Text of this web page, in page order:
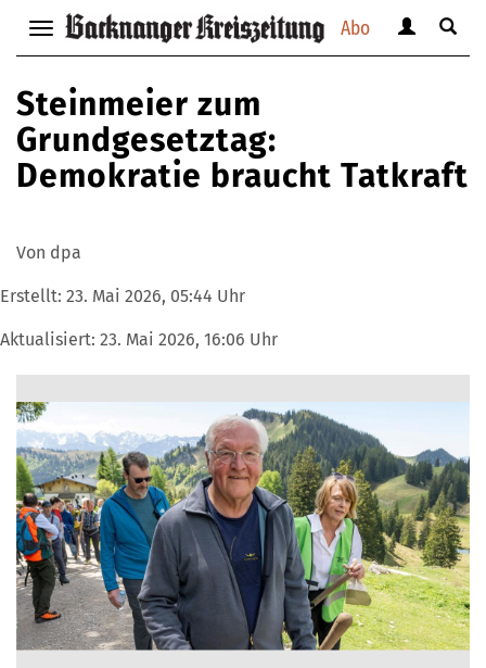
Abo
Navigation
anzeigen
bzw.
verbergen
anzeigen
Suche
Steinmeier zum
Grundgesetztag:
Demokratie braucht Tatkraft
Von dpa
Erstellt: 23. Mai 2026, 05:44 Uhr
Aktualisiert: 23. Mai 2026, 16:06 Uhr